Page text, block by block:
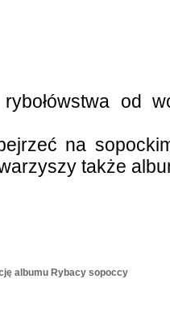
od
na
także
albumu Rybacy sopoccy